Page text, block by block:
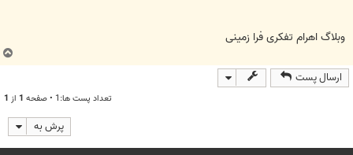
وبلاگ اهرام تفکری فرا زمینی
ارسال پست
تعداد پست ها:1 • صفحه 1 از 1
پرش به